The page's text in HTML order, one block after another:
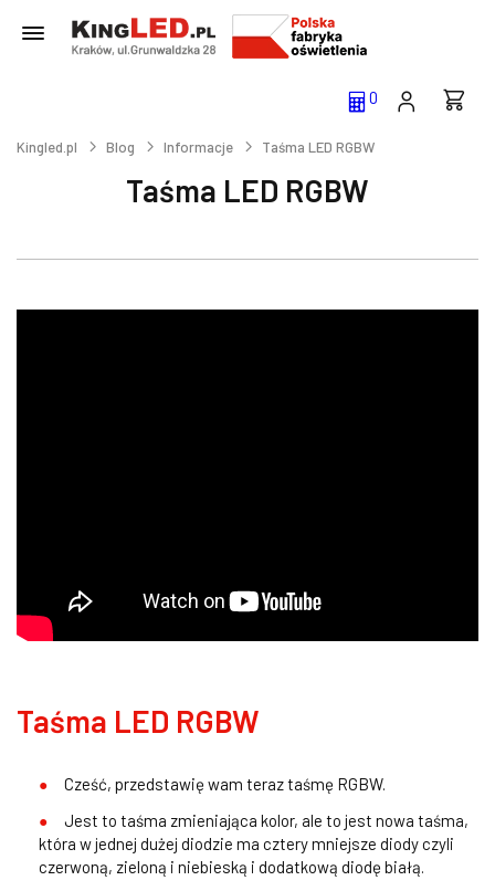
0
Kingled.pl Blog Informacje Taśma LED RGBW
Taśma LED RGBW
Taśma LED RGBW
Cześć, przedstawię wam teraz taśmę RGBW.
Jest to taśma zmieniająca kolor, ale to jest nowa taśma,
która w jednej dużej diodzie ma cztery mniejsze diody czyli
czerwoną, zieloną i niebieską i dodatkową diodę białą.